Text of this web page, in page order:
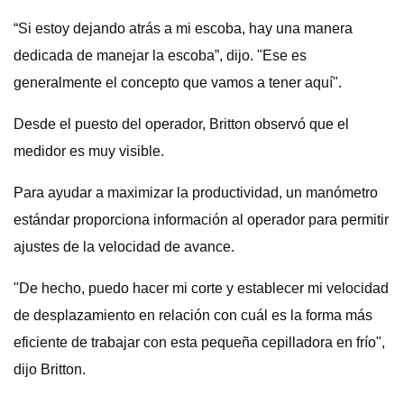
“Si estoy dejando atrás a mi escoba, hay una manera
dedicada de manejar la escoba”, dijo. "Ese es
generalmente el concepto que vamos a tener aquí".
Desde el puesto del operador, Britton observó que el
medidor es muy visible.
Para ayudar a maximizar la productividad, un manómetro
estándar proporciona información al operador para permitir
ajustes de la velocidad de avance.
"De hecho, puedo hacer mi corte y establecer mi velocidad
de desplazamiento en relación con cuál es la forma más
eficiente de trabajar con esta pequeña cepilladora en frío",
dijo Britton.